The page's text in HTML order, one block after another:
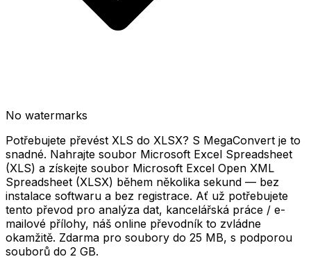
No watermarks
Potřebujete převést XLS do XLSX? S MegaConvert je to
snadné. Nahrajte soubor Microsoft Excel Spreadsheet
(XLS) a získejte soubor Microsoft Excel Open XML
Spreadsheet (XLSX) během několika sekund — bez
instalace softwaru a bez registrace. Ať už potřebujete
tento převod pro analýza dat, kancelářská práce / e-
mailové přílohy, náš online převodník to zvládne
okamžitě. Zdarma pro soubory do 25 MB, s podporou
souborů do 2 GB.